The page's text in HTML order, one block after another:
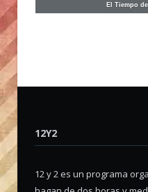
El Tiempo
12Y2
12 y 2 es un programa